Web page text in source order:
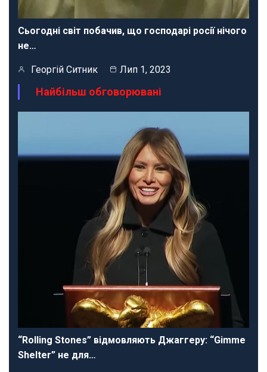
Сьогодні світ побачив, що господарі росії нічого
не…
Георгій Ситник Лип 1, 2023
Найбільш обговорювані
“Rolling Stones” відмовляють Джаггеру: “Gimme
Shelter” не для…